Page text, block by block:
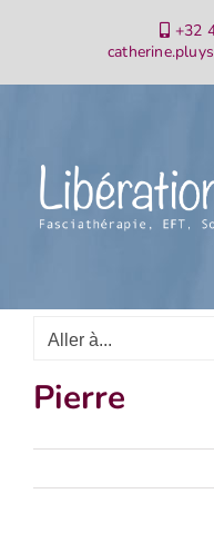
+32
Aller à...
Pierre